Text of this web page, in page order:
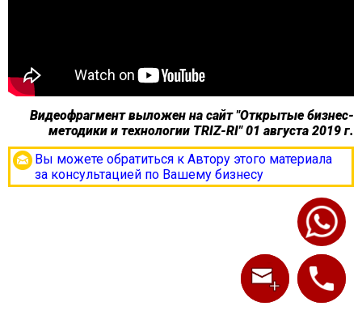
Видеофрагмент выложен на сайт "Открытые бизнес-
методики и технологии TRIZ-RI" 01 августа 2019 г.
Вы можете обратиться к Автору этого материала
за консультацией по Вашему бизнесу